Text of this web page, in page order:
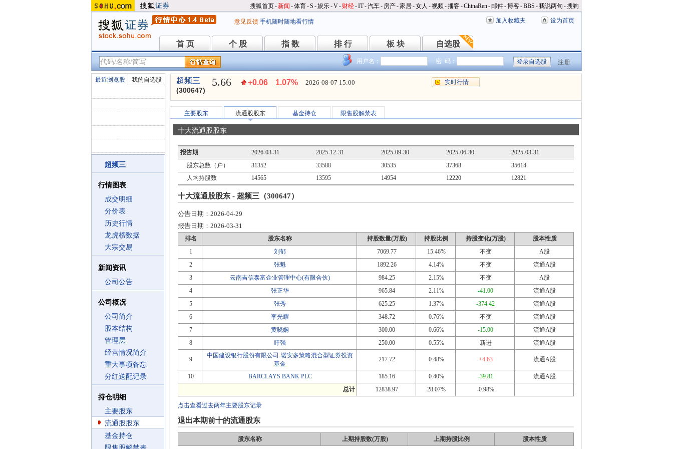
搜狐首页-新闻 -体育-S -娱乐-V- 财经-IT-汽车- 房产-家居-女人 -视频-播客-ChinaRen-邮件-博客-BBS -我说两句 -搜狗
意见反馈 手机随时随地看行情 加入收藏夹 设为首页
首 页
首 页 个 股
个 股 指 数
指 数 排 行
排 行 板 块
板 块 自选股
自选股
用户名： 密 码： 注册
最近浏览股 我的自选股
超频三
行情图表
成交明细
分价表
历史行情
龙虎榜数据
大宗交易
新闻资讯
公司公告
公司概况
公司简介
股本结构
管理层
经营情况简介
重大事项备忘
分红送配记录
持仓明细
主要股东
流通股股东
基金持仓
超频三
(300647)
5.66 +0.06 1.07% 2026-08-07 15:00 实时行情
主要股东 流通股股东 基金持仓 限售股解禁表
十大流通股股东
报告期 2026-03-31 2025-12-31 2025-09-30 2025-06-30
2025-03-31
股东总数（户）
31352 33588 30535 37368
35614
人均持股数
14565 13595 14954 12220 12821
十大流通股股东 - 超频三（300647）
公告日期： 2026-04-29
报告日期： 2026-03-31
排名 股东名称 持股数量(万股) 持股比例 持股变化(万股)
股本性质
1
刘郁 7069.77 15.46% 不变
A股
2
张魁 1892.26 4.14% 不变
流通A股
3
云南吉信泰富企业管理中心(有限合伙) 984.25 2.15% 不变
A股
4
张正华 965.84 2.11% -41.00
流通A股
5
张秀 625.25 1.37% -374.42
流通A股
6
李光耀 348.72 0.76% 不变
流通A股
7
黄晓娴 300.00 0.66% -15.00
流通A股
8
吁强 250.00 0.55% 新进 流通A股
9
中国建设银行股份有限公司-诺安多策略混合型证券投资
基金
217.72 0.48% +4.63 流通A股
10 BARCLAYS BANK PLC 185.16 0.40% -39.81
流通A股
总计
12838.97 28.07% -0.98%
点击查看过去两年主要股东记录
退出本期前十的流通股东
股东名称 上期持股数(万股) 上期持股比例 股本性质